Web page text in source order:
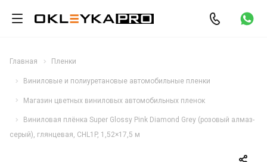
Главная Пленки
Виниловые и полиуретановые автомобильные пленки
Магазин цветных виниловых автомобильных пленок
Виниловая плёнка Super Glossy Pink Diamond Grey (розовый алмаз-
серый), глянцевая, CHL1P, 1,52×17,5 м